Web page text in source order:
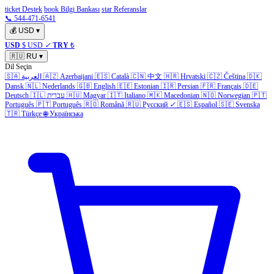
ticket Destek book Bilgi Bankası star Referanslar
📞 544-471-6541
💰 USD ▾
USD $ USD ✓ TRY ₺
🇷🇺 RU ▾
Dil Seçin
🇸🇦 العربية 🇦🇿 Azerbaijani 🇪🇸 Català 🇨🇳 中文 🇭🇷 Hrvatski 🇨🇿 Čeština 🇩🇰
Dansk 🇳🇱 Nederlands 🇬🇧 English 🇪🇪 Estonian 🇮🇷 Persian 🇫🇷 Français 🇩🇪
Deutsch 🇮🇱 עברית 🇭🇺 Magyar 🇮🇹 Italiano 🇲🇰 Macedonian 🇳🇴 Norwegian 🇵🇹
Português 🇵🇹 Português 🇷🇴 Română 🇷🇺 Русский ✓ 🇪🇸 Español 🇸🇪 Svenska
🇹🇷 Türkçe 🌐 Українська